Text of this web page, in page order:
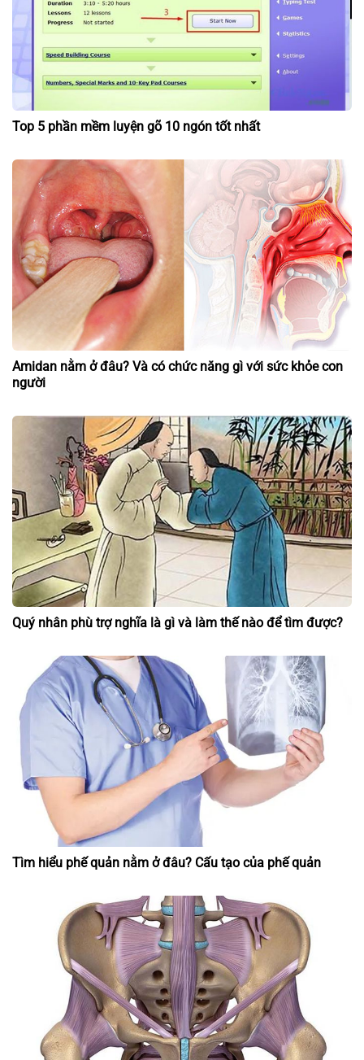
Top 5 phần mềm luyện gõ 10 ngón tốt nhất
Amidan nằm ở đâu? Và có chức năng gì với sức khỏe con
người
Quý nhân phù trợ nghĩa là gì và làm thế nào để tìm được?
Tìm hiểu phế quản nằm ở đâu? Cấu tạo của phế quản